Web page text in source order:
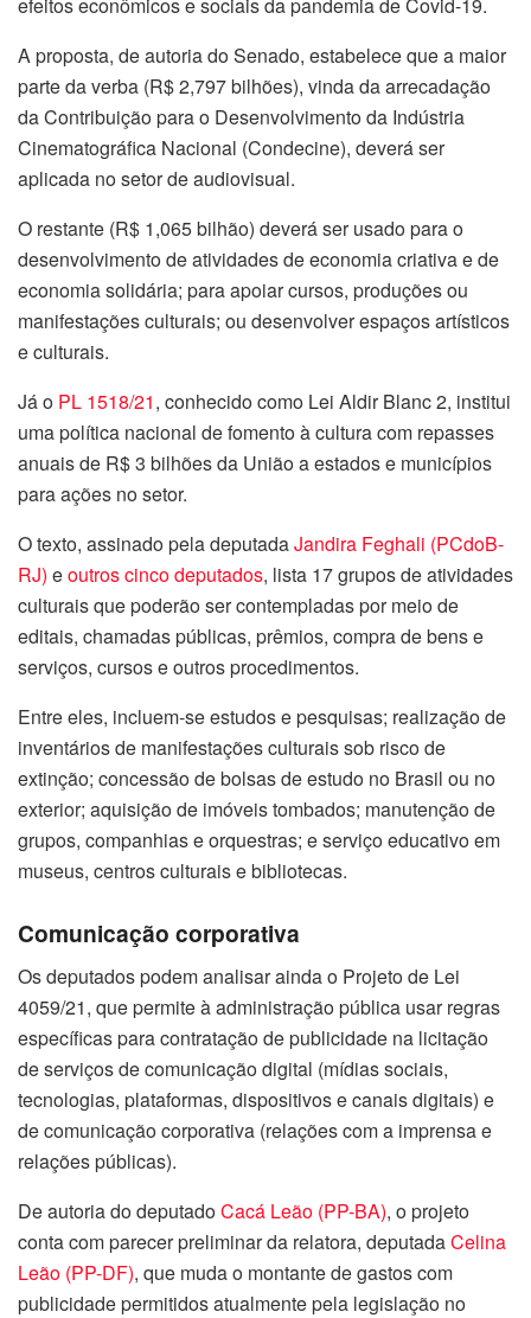
A proposta, de autoria do Senado, estabelece que a maior
parte da verba (R$ 2,797 bilhões), vinda da arrecadação
da Contribuição para o Desenvolvimento da Indústria
Cinematográfica Nacional (Condecine), deverá ser
aplicada no setor de audiovisual.
O restante (R$ 1,065 bilhão) deverá ser usado para o
desenvolvimento de atividades de economia criativa e de
economia solidária; para apoiar cursos, produções ou
manifestações culturais; ou desenvolver espaços artísticos
e culturais.
Já o PL 1518/21, conhecido como Lei Aldir Blanc 2, institui
uma política nacional de fomento à cultura com repasses
anuais de R$ 3 bilhões da União a estados e municípios
para ações no setor.
O texto, assinado pela deputadaJandira Feghali (PCdoB-
RJ) eoutros cinco deputados, lista 17 grupos de atividades
culturais que poderão ser contempladas por meio de
editais, chamadas públicas, prêmios, compra de bens e
serviços, cursos e outros procedimentos.
Entre eles, incluem-se estudos e pesquisas; realização de
inventários de manifestações culturais sob risco de
extinção; concessão de bolsas de estudo no Brasil ou no
exterior; aquisição de imóveis tombados; manutenção de
grupos, companhias e orquestras; e serviço educativo em
museus, centros culturais e bibliotecas.
Comunicação corporativa
Os deputados podem analisar ainda o Projeto de Lei
4059/21, que permite à administração pública usar regras
específicas para contratação de publicidade na licitação
de serviços de comunicação digital (mídias sociais,
tecnologias, plataformas, dispositivos e canais digitais) e
de comunicação corporativa (relações com a imprensa e
relações públicas).
De autoria do deputadoCacá Leão (PP-BA), o projeto
conta com parecer preliminar da relatora, deputadaCelina
Leão (PP-DF), que muda o montante de gastos com
publicidade permitidos atualmente pela legislação no